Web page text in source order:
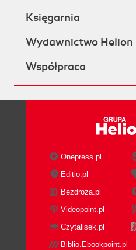
Księgarnia
Wydawnictwo Helion
Współpraca
Onepress.pl
Editio.pl
Bezdroza.pl
Videopoint.pl
Czytalisek.pl
Biblio.Ebookpoint.pl